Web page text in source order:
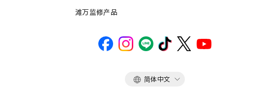
滩万监修产品
语
简体中文